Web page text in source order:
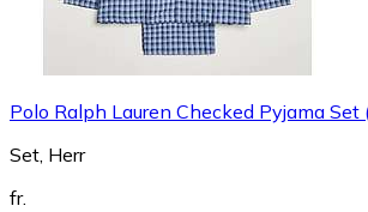
Polo Ralph Lauren Checked Pyjama Set
Set, Herr
fr.